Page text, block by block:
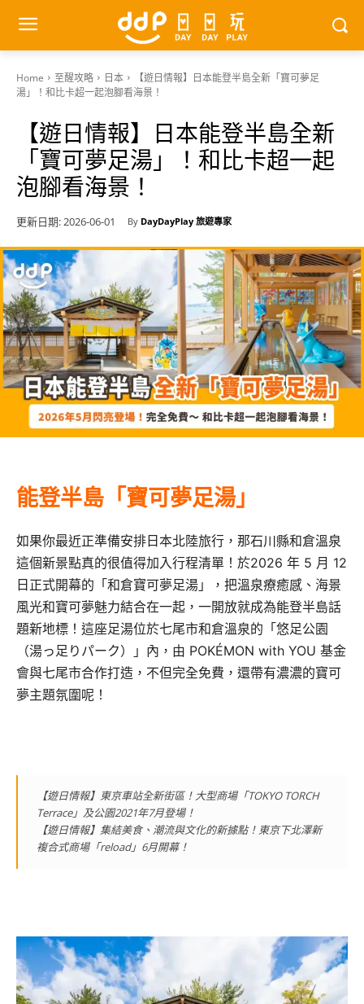
Home 至醒攻略 日本
【遊日情報】日本能登半島全新「寶可夢足
湯」！和比卡超一起泡腳看海景！
【遊日情報】日本能登半島全新
「寶可夢足湯」！和比卡超一起
泡腳看海景！
更新日期:2026-06-01 By DayDayPlay 旅遊專家
能登半島「寶可夢足湯」
如果你最近正準備安排日本北陸旅行，那石川縣和倉溫泉
這個新景點真的很值得加入行程清單！於2026 年 5 月 12
日正式開幕的「和倉寶可夢足湯」，把溫泉療癒感、海景
風光和寶可夢魅力結合在一起，一開放就成為能登半島話
題新地標！這座足湯位於七尾市和倉溫泉的「悠足公園
（湯っ足りパーク）」內，由 POKÉMON with YOU 基金
會與七尾市合作打造，不但完全免費，還帶有濃濃的寶可
夢主題氛圍呢！
【遊日情報】東京車站全新街區！大型商場「TOKYO TORCH
Terrace」及公園2021年7月登場！
【遊日情報】集結美食、潮流與文化的新據點！東京下北澤新
複合式商場「reload」6月開幕！